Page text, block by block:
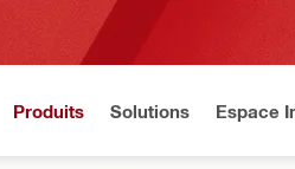
Produits Solutions Espace